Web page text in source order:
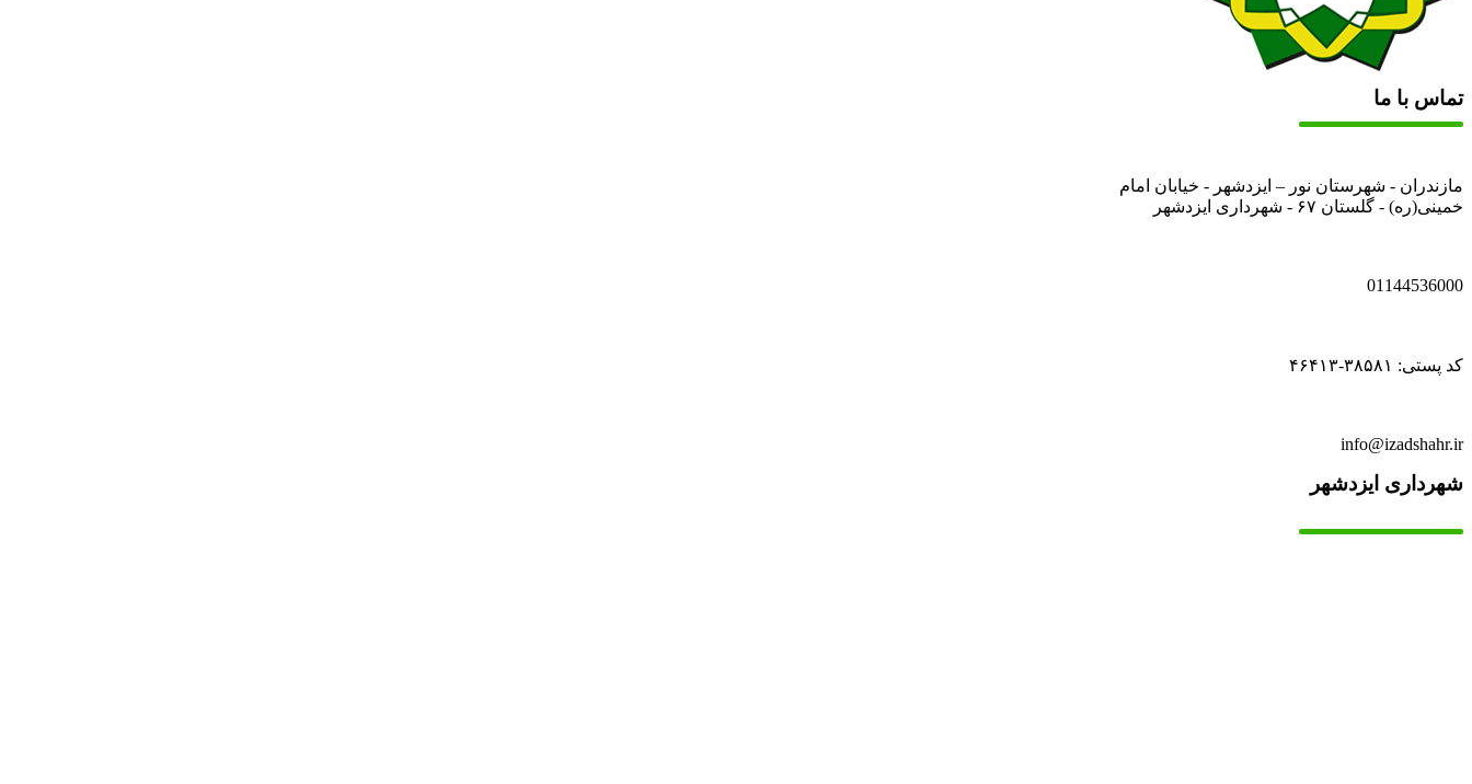
تماس با ما
مازندران - شهرستان نور – ایزدشهر - خیابان امام
خمینی(ره) - گلستان ۶۷ - شهرداری ایزدشهر
01144536000
کد پستی: ۳۸۵۸۱-۴۶۴۱۳
info@izadshahr.ir
شهرداری ایزدشهر